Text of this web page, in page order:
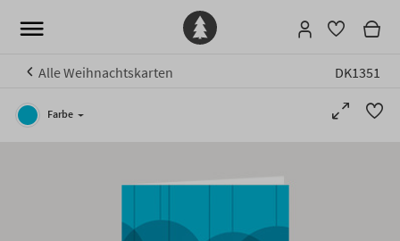
Alle Weihnachtskarten DK1351
Farbe